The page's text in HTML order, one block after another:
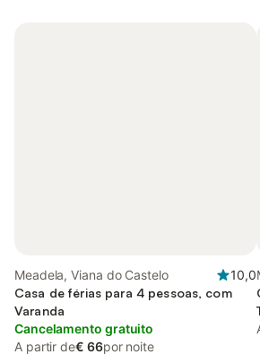
Meadela, Viana do Castelo
10,0
Casa de férias para 4 pessoas, com
Varanda
Cancelamento gratuito
A partir de€ 66por noite